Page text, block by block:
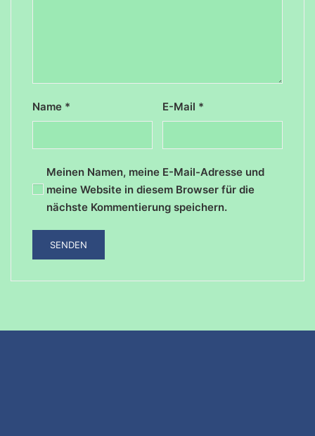
Name * E-Mail *
Meinen Namen, meine E-Mail-Adresse und
meine Website in diesem Browser für die
nächste Kommentierung speichern.